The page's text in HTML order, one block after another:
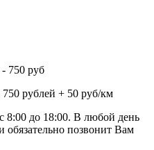
750 руб
рублей + 50 руб/км
8:00 до 18:00. В любой день
обязательно позвонит Вам